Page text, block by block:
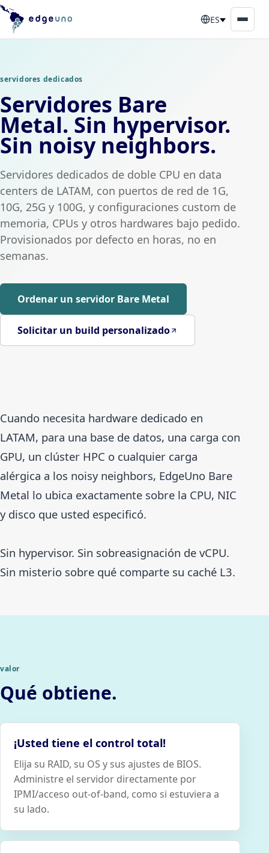
ES
servidores dedicados
Servidores Bare
Metal. Sin hypervisor.
Sin noisy neighbors.
Servidores dedicados de doble CPU en data
centers de LATAM, con puertos de red de 1G,
10G, 25G y 100G, y configuraciones custom de
memoria, CPUs y otros hardwares bajo pedido.
Provisionados por defecto en horas, no en
semanas.
Ordenar un servidor Bare Metal
Solicitar un build personalizado
Cuando necesita hardware dedicado en
LATAM, para una base de datos, una carga con
GPU, un clúster HPC o cualquier carga
alérgica a los noisy neighbors, EdgeUno Bare
Metal lo ubica exactamente sobre la CPU, NIC
y disco que usted especificó.
Sin hypervisor. Sin sobreasignación de vCPU.
Sin misterio sobre qué comparte su caché L3.
valor
Qué obtiene.
¡Usted tiene el control total!
Elija su RAID, su OS y sus ajustes de BIOS.
Administre el servidor directamente por
IPMI/acceso out-of-band, como si estuviera a
su lado.